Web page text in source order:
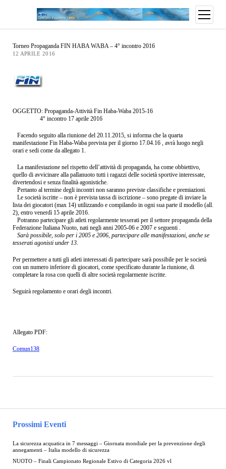
Prossimi Eventi
La sicurezza acquatica in 7 messaggi – Giornata mondiale per la prevenzione degli
annegamenti – Italia modello di sicurezza
NUOTO – Finali Campionato Regionale Estivo di Categoria 2026 vl
Torneo Propaganda FIN HABA WABA – 4° incontro 2016
12 APRILE 2016
OGGETTO: Propaganda-Attività Fin Haba-Waba 2015-16
4° incontro 17 aprile 2016
Facendo seguito alla riunione del 20.11.2015, si informa che la quarta
manifestazione Fin Haba-Waba prevista per il giorno 17.04.16 , avrà luogo negli
orari e sedi come da allegato 1.
La manifestazione nel rispetto dell’attività di propaganda, ha come obbiettivo,
quello di avvicinare alla pallanuoto tutti i ragazzi delle società sportive interessate,
divertendosi e senza finalità agonistiche.
Pertanto al termine degli incontri non saranno previste classifiche e premiazioni.
Le società iscritte – non è prevista tassa di iscrizione – sono pregate di inviare la
lista dei giocatori (max 14) utilizzando e compilando in ogni sua parte il modello (all.
2), entro venerdì 15 aprile 2016.
Potranno partecipare gli atleti regolarmente tesserati per il settore propaganda della
Federazione Italiana Nuoto, nati negli anni 2005-06 e 2007 e seguenti .
Sarà possibile, solo per i 2005 e 2006, partecipare alle manifestazioni, anche se
tesserati agonisti under 13.
Per permettere a tutti gli atleti interessati di partecipare sarà possibile per le società
con un numero inferiore di giocatori, come specificato durante la riunione, di
completare la rosa con quelli di altre società regolarmente iscritte.
Seguirà regolamento e orari degli incontri.
Allegato PDF:
Comun138